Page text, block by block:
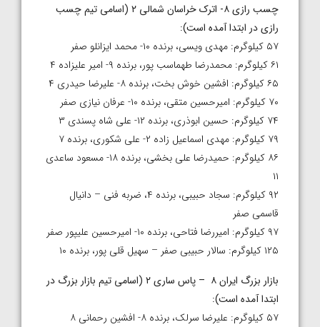
چسب رازی ۸- اترک خراسان شمالی ۲ (اسامی تیم چسب
رازی در ابتدا آمده است):
۵۷ کیلوگرم: مهدی ویسی، برنده ۱۰- محمد ایزانلو صفر
۶۱ کیلوگرم: محمدرضا طهماسب پور، برنده ۹- امیر علیزاده ۴
۶۵ کیلوگرم: افشین خوش بخت، برنده ۸- علیرضا حیدری ۴
۷۰ کیلوگرم: امیرحسین متقی، برنده ۱۰- عرفان نیازی صفر
۷۴ کیلوگرم: حسین ابوذری، برنده ۱۲- علی شاه پسندی ۳
۷۹ کیلوگرم: مهدی اسماعیل زاده ۲- علی شکوری، برنده ۷
۸۶ کیلوگرم: حمیدرضا علی بخشی، برنده ۱۸- مسعود ساعدی
۱۱
۹۲ کیلوگرم: سجاد حبیبی، برنده ۴، ضربه فنی – دانیال
قاسمی صفر
۹۷ کیلوگرم: امیررضا فتاحی، برنده ۱۰- امیرحسین علیپور صفر
۱۲۵ کیلوگرم: سالار حبیبی صفر – سهیل قلی پور، برنده ۱۰
بازار بزرگ ایران ۸ – پاس ساری ۲ (اسامی تیم بازار بزرگ در
ابتدا آمده است):
۵۷ کیلوگرم: علیرضا سرلک، برنده ۸- افشین رحمانی ۸